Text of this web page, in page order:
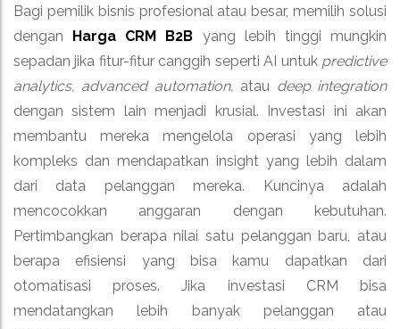
Bagi pemilik bisnis profesional atau besar, memilih solusi
dengan Harga CRM B2B yang lebih tinggi mungkin
sepadan jika fitur-fitur canggih seperti AI untuk predictive
analytics, advanced automation, atau deep integration
dengan sistem lain menjadi krusial. Investasi ini akan
membantu mereka mengelola operasi yang lebih
kompleks dan mendapatkan insight yang lebih dalam
dari data pelanggan mereka. Kuncinya adalah
mencocokkan anggaran dengan kebutuhan.
Pertimbangkan berapa nilai satu pelanggan baru, atau
berapa efisiensi yang bisa kamu dapatkan dari
otomatisasi proses. Jika investasi CRM bisa
mendatangkan lebih banyak pelanggan atau